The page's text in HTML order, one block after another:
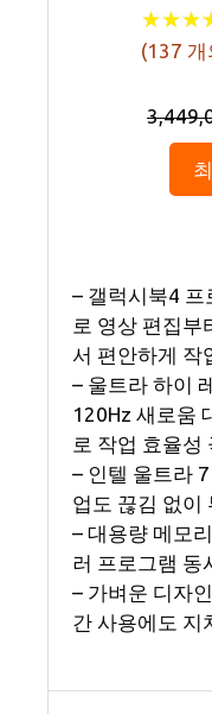
★★★
★★★
(137 개
– 갤럭시북4 프
로 영상 편집부
서 편안하게 작
– 울트라 하이
120Hz 새로움
로 작업 효율성
– 인텔 울트라
업도 끊김 없이
– 대용량 메모
러 프로그램 동
– 가벼운 디자
간 사용에도 지